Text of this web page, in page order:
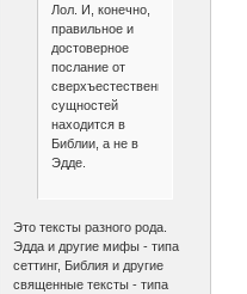
Лол. И, конечно,
правильное и
достоверное
послание от
сверхъестественных
сущностей
находится в
Библии, а не в
Эдде.
Это тексты разного рода.
Эдда и другие мифы - типа
сеттинг, Библия и другие
священные тексты - типа